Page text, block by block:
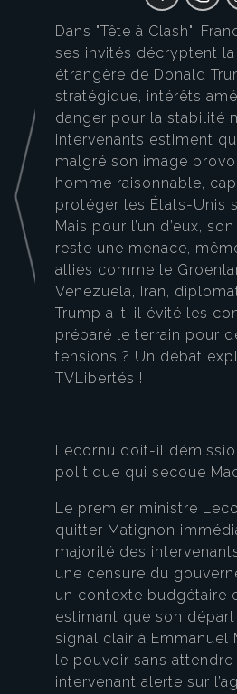
Dans "Tête à Clash",
ses invités décryptent
étrangère de Donald
stratégique, intérêts
danger pour la stabilité
intervenants estiment
malgré son image
homme raisonnable,
protéger les États-Unis
Mais pour l’un d’eux,
reste une menace,
alliés comme le
Venezuela, Iran,
Trump a-t-il évité les
préparé le terrain pour
tensions ? Un débat
TVLibertés !
Lecornu doit-il
politique qui secoue
Le premier ministre
quitter Matignon
majorité des
une censure du
un contexte budgétaire
estimant que son
signal clair à Emmanuel
le pouvoir sans attendre
intervenant alerte sur